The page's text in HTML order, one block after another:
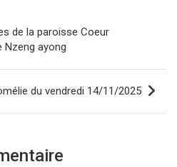
de la paroisse Coeur
Nzeng ayong
du vendredi 14/11/2025